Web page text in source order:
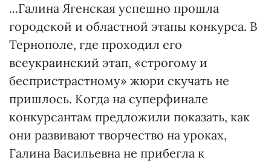
...Галина Ягенская успешно прошла
городской и областной этапы конкурса. В
Тернополе, где проходил его
всеукраинский этап, «строгому и
беспристрастному» жюри скучать не
пришлось. Когда на суперфинале
конкурсантам предложили показать, как
они развивают творчество на уроках,
Галина Васильевна не прибегла к